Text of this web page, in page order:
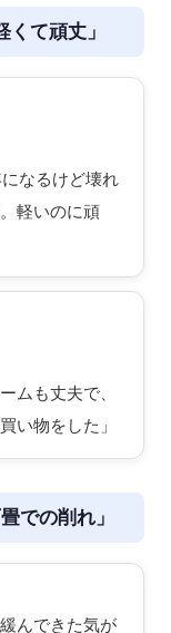
て頑丈」
なるけど壊れ
軽いのに頑
ムも丈夫で、
い物をした」
での削れ」
んできた気が